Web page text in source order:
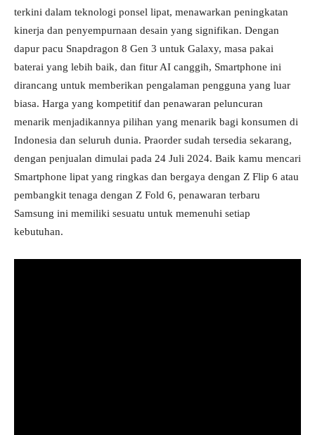
terkini dalam teknologi ponsel lipat, menawarkan peningkatan
kinerja dan penyempurnaan desain yang signifikan. Dengan
dapur pacu Snapdragon 8 Gen 3 untuk Galaxy, masa pakai
baterai yang lebih baik, dan fitur AI canggih, Smartphone ini
dirancang untuk memberikan pengalaman pengguna yang luar
biasa. Harga yang kompetitif dan penawaran peluncuran
menarik menjadikannya pilihan yang menarik bagi konsumen di
Indonesia dan seluruh dunia. Praorder sudah tersedia sekarang,
dengan penjualan dimulai pada 24 Juli 2024. Baik kamu mencari
Smartphone lipat yang ringkas dan bergaya dengan Z Flip 6 atau
pembangkit tenaga dengan Z Fold 6, penawaran terbaru
Samsung ini memiliki sesuatu untuk memenuhi setiap
kebutuhan.